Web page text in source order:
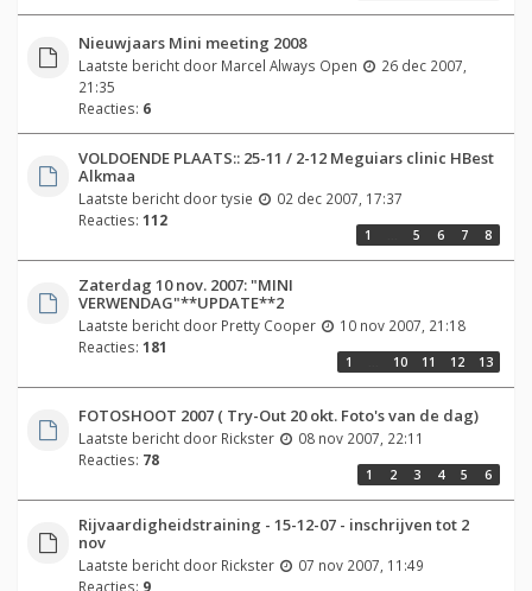
Nieuwjaars Mini meeting 2008
Laatste bericht door Marcel Always Open
26 dec 2007,
21:35
Reacties: 6
VOLDOENDE PLAATS:: 25-11 / 2-12 Meguiars clinic HBest
Alkmaa
Laatste bericht doortysie
02 dec 2007, 17:37
Reacties: 112
1 5 6 7 8
Zaterdag 10 nov. 2007: "MINI
VERWENDAG"**UPDATE**2
Laatste bericht door Pretty Cooper
10 nov 2007, 21:18
Reacties: 181
1 10 11 12 13
FOTOSHOOT 2007 ( Try-Out 20 okt. Foto's van de dag)
Laatste bericht door Rickster
08 nov 2007, 22:11
Reacties: 78
1 2 3 4 5 6
Rijvaardigheidstraining - 15-12-07 - inschrijven tot 2
nov
Laatste bericht door Rickster
07 nov 2007, 11:49
Reacties: 9